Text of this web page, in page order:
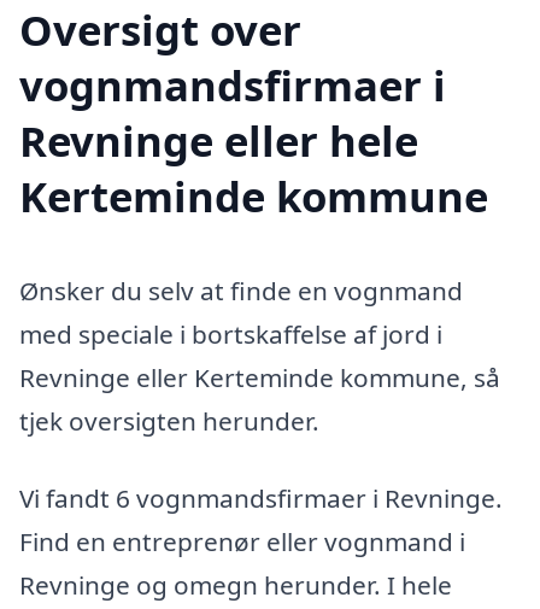
Oversigt over
vognmandsfirmaer i
Revninge eller hele
Kerteminde kommune
Ønsker du selv at finde en vognmand
med speciale i bortskaffelse af jord i
Revninge eller Kerteminde kommune, så
tjek oversigten herunder.
Vi fandt 6 vognmandsfirmaer i Revninge.
Find en entreprenør eller vognmand i
Revninge og omegn herunder. I hele